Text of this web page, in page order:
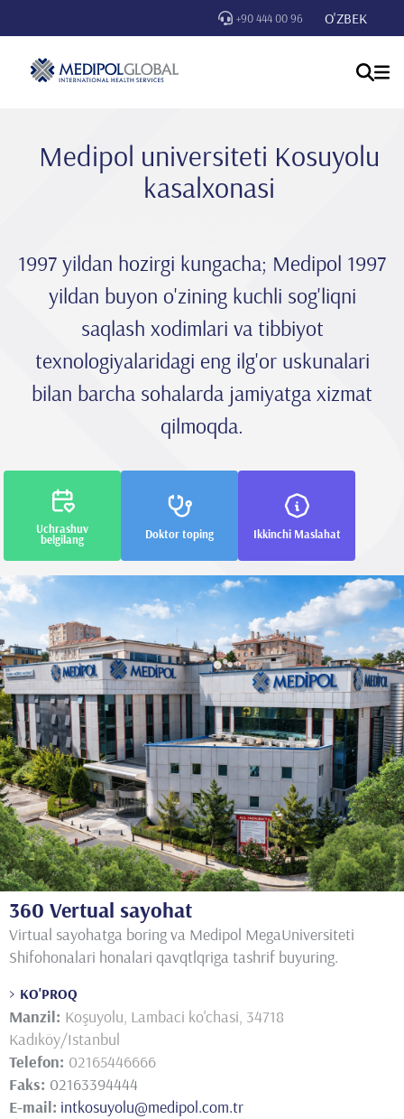
+90 444 00 96 O'ZBEK
Medipol universiteti Kosuyolu
kasalxonasi
1997 yildan hozirgi kungacha; Medipol 1997
yildan buyon o'zining kuchli sog'liqni
saqlash xodimlari va tibbiyot
texnologiyalaridagi eng ilg'or uskunalari
bilan barcha sohalarda jamiyatga xizmat
qilmoqda.
Uchrashuv
belgilang Doktor toping Ikkinchi Maslahat
360 Vertual sayohat
Virtual sayohatga boring va Medipol MegaUniversiteti
Shifohonalari honalari qavqtlqriga tashrif buyuring.
KO'PROQ
Manzil: Koşuyolu, Lambaci ko'chasi, 34718
Kadıköy/Istanbul
Telefon: 02165446666
Faks: 02163394444
E-mail: intkosuyolu@medipol.com.tr